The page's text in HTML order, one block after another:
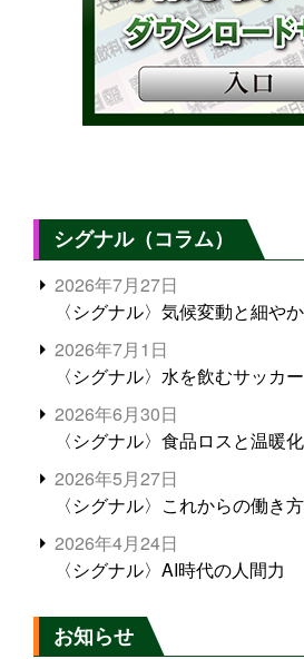
シグナル（コラム）
2026年7月27日
〈シグナル〉気候変動と細や
2026年7月1日
〈シグナル〉水を飲むサッカー
2026年6月30日
〈シグナル〉食品ロスと温暖化
2026年5月27日
〈シグナル〉これからの働き
2026年4月24日
〈シグナル〉AI時代の人間力
お知らせ